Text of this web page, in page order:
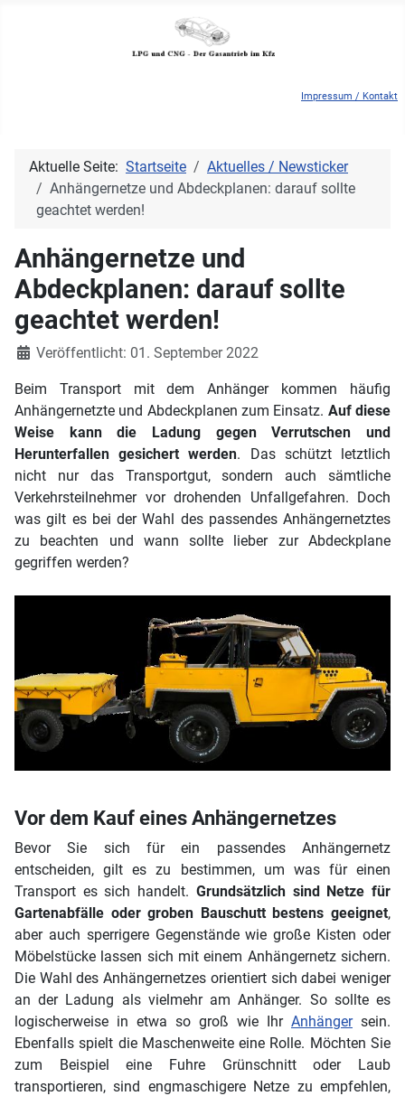
Impressum / Kontakt
Aktuelle Seite: Startseite
Aktuelles / Newsticker
Anhängernetze und Abdeckplanen: darauf sollte
geachtet werden!
Anhängernetze und
Abdeckplanen: darauf sollte
geachtet werden!
DetailsVeröffentlicht: 01. September 2022
Beim Transport mit dem Anhänger kommen häufig
Anhängernetzte und Abdeckplanen zum Einsatz. Auf diese
Weise kann die Ladung gegen Verrutschen und
Herunterfallen gesichert werden. Das schützt letztlich
nicht nur das Transportgut, sondern auch sämtliche
Verkehrsteilnehmer vor drohenden Unfallgefahren. Doch
was gilt es bei der Wahl des passendes Anhängernetztes
zu beachten und wann sollte lieber zur Abdeckplane
gegriffen werden?
Vor dem Kauf eines Anhängernetzes
Bevor Sie sich für ein passendes Anhängernetz
entscheiden, gilt es zu bestimmen, um was für einen
Transport es sich handelt. Grundsätzlich sind Netze für
Gartenabfälle oder groben Bauschutt bestens geeignet,
aber auch sperrigere Gegenstände wie große Kisten oder
Möbelstücke lassen sich mit einem Anhängernetz sichern.
Die Wahl des Anhängernetzes orientiert sich dabei weniger
an der Ladung als vielmehr am Anhänger. So sollte es
logischerweise in etwa so groß wie Ihr Anhängersein.
Ebenfalls spielt die Maschenweite eine Rolle. Möchten Sie
zum Beispiel eine Fuhre Grünschnitt oder Laub
transportieren, sind engmaschigere Netze zu empfehlen,